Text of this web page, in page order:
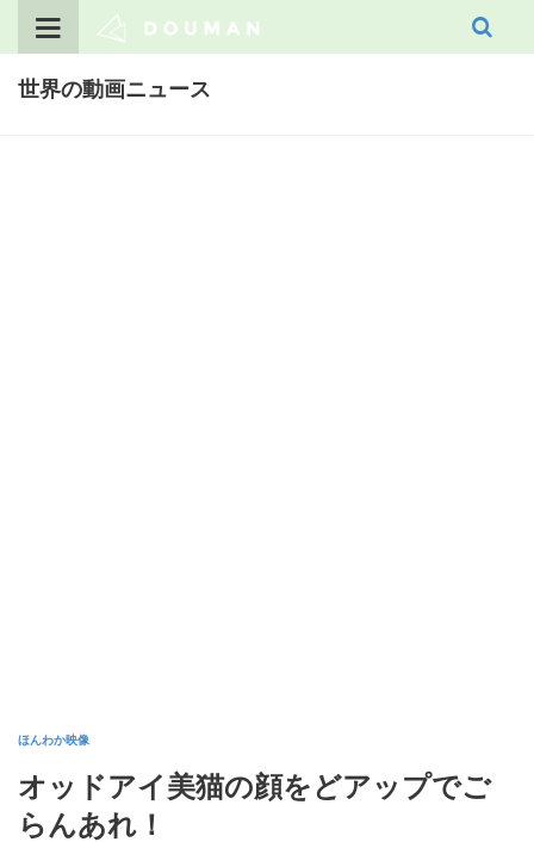
世界の動画ニュース
ほんわか映像
オッドアイ美猫の顔をどアップでご
らんあれ！